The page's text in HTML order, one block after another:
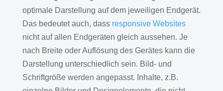
optimale Darstellung auf dem jeweiligen Endgerät.
Das bedeutet auch, dass responsive Websites
nicht auf allen Endgeräten gleich aussehen. Je
nach Breite oder Auflösung des Gerätes kann die
Darstellung unterschiedlich sein. Bild- und
Schriftgröße werden angepasst. Inhalte, z.B.